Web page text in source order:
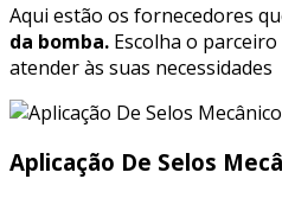
Aqui estão os fornecedores
da bomba. Escolha o
atender às suas necessidades
Aplicação De Selos